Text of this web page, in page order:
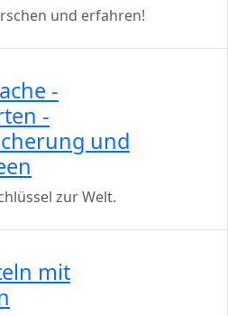
und erfahren!
-
-
und
zur Welt.
mit